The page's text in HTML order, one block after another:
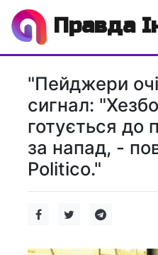
Правда
"Пейджери
сигнал:
готується до
за напад, -
Politico."